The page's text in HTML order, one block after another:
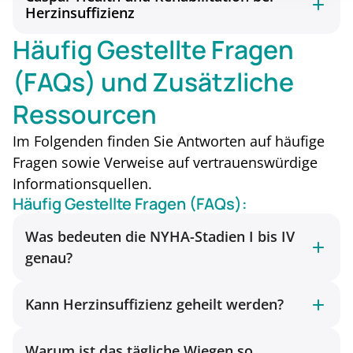
Herzinsuffizienz
Häufig Gestellte Fragen
(FAQs) und Zusätzliche
Ressourcen
Im Folgenden finden Sie Antworten auf häufige
Fragen sowie Verweise auf vertrauenswürdige
Informationsquellen.
Häufig Gestellte Fragen (FAQs):
Was bedeuten die NYHA-Stadien I bis IV
genau?
Kann Herzinsuffizienz geheilt werden?